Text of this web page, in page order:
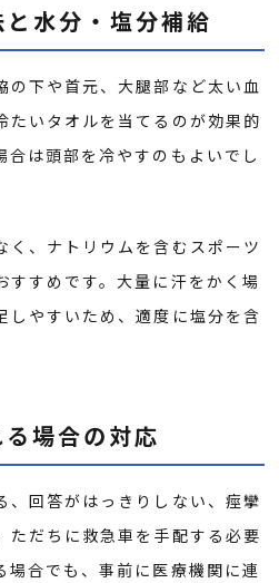
水分・塩分補給
の下や首元、大腿部など太い血
たいタオルを当てるのが効果的
は頭部を冷やすのもよいでし
く、ナトリウムを含むスポーツ
すすめです。大量に汗をかく場
しやすいため、適度に塩分を含
場合の対応
、回答がはっきりしない、痙攣
ただちに救急車を手配する必要
場合でも、事前に医療機関に連